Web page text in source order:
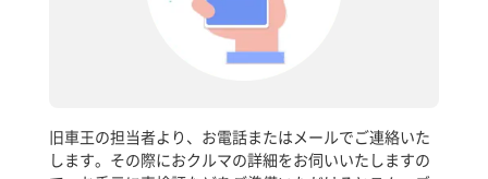
旧車王の担当者より、お電話またはメールでご連絡いた
します。その際におクルマの詳細をお伺いいたしますの